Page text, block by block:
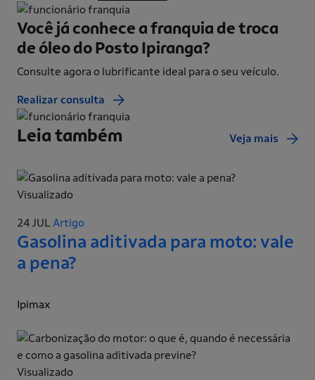
Você já conhece a franquia detroca
de óleo do Posto Ipiranga?
Consulte agora o lubrificante ideal para o seu veículo.
Realizar consulta
Leia também Veja mais
Visualizado
24 JULArtigo
Gasolina aditivada para moto: vale
a pena?
Ipimax
Visualizado